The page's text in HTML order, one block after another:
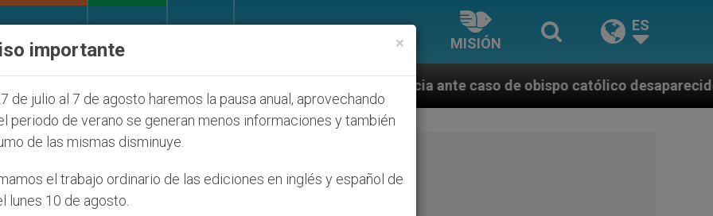
MISIÓN
ES
ONU se pronuncia ante caso de obispo católico desaparecido por la dictadura nicaragüense
×
importante
de julio al 7 de agosto haremos la pausa anual, aprovechando
periodo de verano se generan menos informaciones y también
de las mismas disminuye.
el trabajo ordinario de las ediciones en inglés y español de
lunes 10 de agosto.